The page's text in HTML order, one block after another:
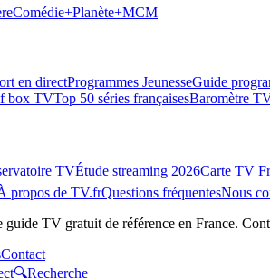
Comédie+Planète+MCM
en directProgrammes JeunesseGuide
box TVTop 50 séries françaisesBaromètre
TVÉtude streaming 2026Carte TV
propos de TV.frQuestions fréquentesNous
TV gratuit de référence en France.
Contact
🔍Recherche